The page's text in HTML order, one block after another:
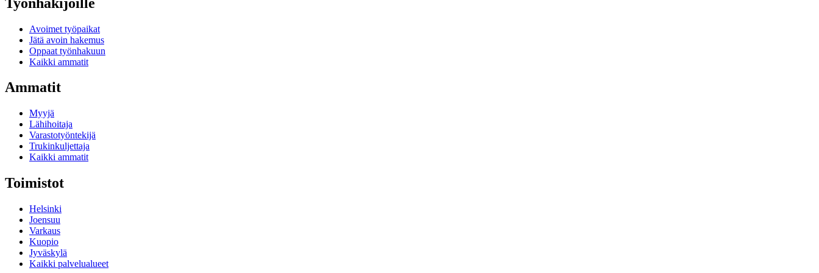
Avoimet työpaikat
Jätä avoin hakemus
Oppaat työnhakuun
Kaikki ammatit
Ammatit
Myyjä
Lähihoitaja
Varastotyöntekijä
Trukinkuljettaja
Kaikki ammatit
Toimistot
Helsinki
Joensuu
Varkaus
Kuopio
Jyväskylä
Kaikki palvelualueet